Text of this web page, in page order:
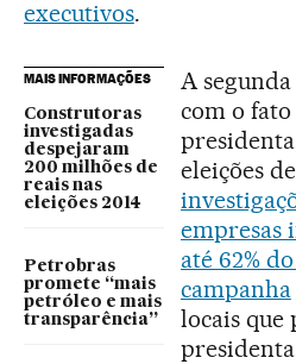
executivos.
MAIS INFORMAÇÕES
Construtoras
investigadas
despejaram
200 milhões de
reais nas
eleições 2014
Petrobras
promete “mais
petróleo e mais
transparência”
A
com o
eleições
empresas
até 62%
campanha
locais que